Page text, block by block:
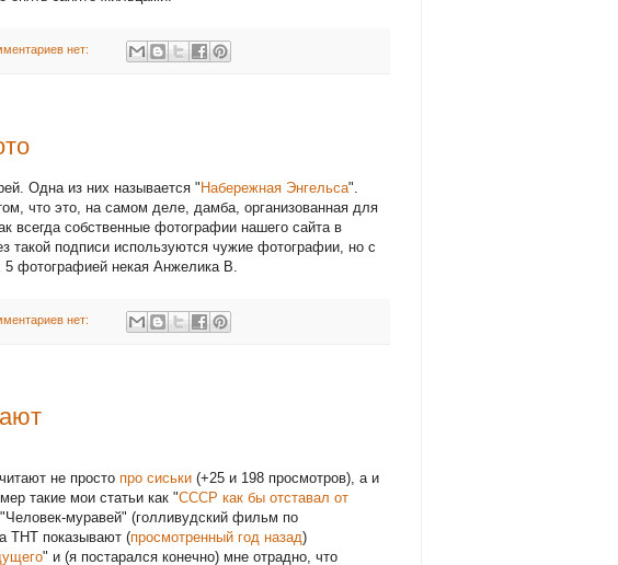
нет:
Одна из них называется " Набережная Энгельса".
что это, на самом деле, дамба, организованная для
всегда собственные фотографии нашего сайта в
такой подписи используются чужие фотографии, но с
5 фотографией некая Анжелика В.
нет:
не просто про сиськи (+25 и 198 просмотров), а и
такие мои статьи как "СССР как бы отставал от
муравей" (голливудский фильм по
ТНТ показывают (просмотренный год назад)
" и (я постарался конечно) мне отрадно, что